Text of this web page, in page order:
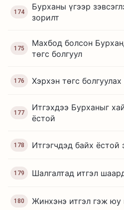
174
Бурханы үгээр
зорилт
175
Махбод болсон
төгс болгуул
176 Хэрхэн төгс болгуулах
177
Итгэхдээ Бурханыг
ёстой
178 Итгэгчдэд байх ёстой
179 Шалгалтад итгэл
180 Жинхэнэ итгэл гэж юу